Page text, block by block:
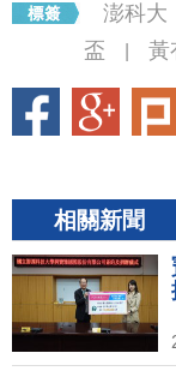
澎科大
盃
黃
相關新聞